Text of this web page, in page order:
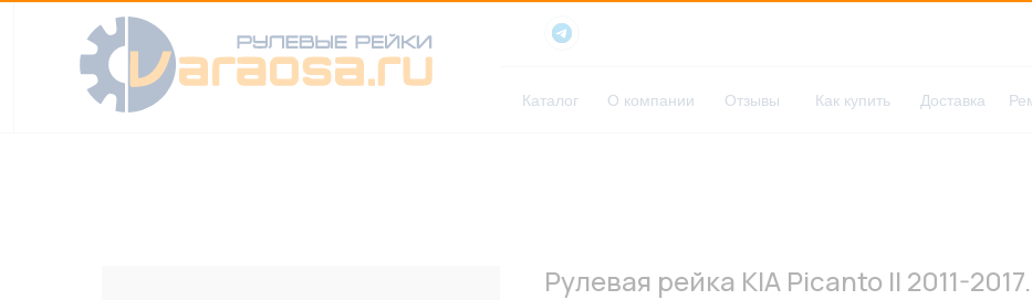
Каталог О компании Отзывы Доставка
Как купить
Рулевая рейка KIA Picanto II 2011-2017.